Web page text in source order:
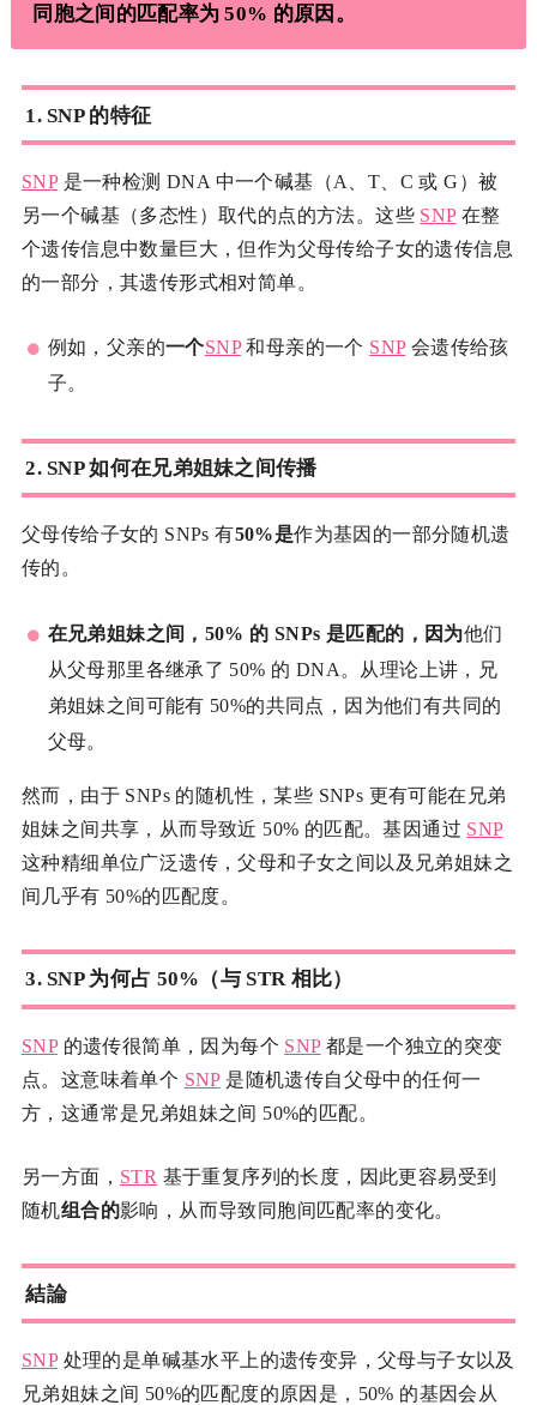
同胞之间的匹配率为 50% 的原因。
1. SNP 的特征
SNP是一种检测 DNA 中一个碱基（A、T、C 或 G）被
另一个碱基（多态性）取代的点的方法。这些 SNP在整
个遗传信息中数量巨大，但作为父母传给子女的遗传信息
的一部分，其遗传形式相对简单。
例如，父亲的一个SNP和母亲的一个 SNP会遗传给孩
子。
2. SNP 如何在兄弟姐妹之间传播
父母传给子女的 SNPs 有50%是作为基因的一部分随机遗
传的。
在兄弟姐妹之间，50% 的 SNPs 是匹配的，因为他们
从父母那里各继承了 50% 的 DNA。从理论上讲，兄
弟姐妹之间可能有 50%的共同点，因为他们有共同的
父母。
然而，由于 SNPs 的随机性，某些 SNPs 更有可能在兄弟
姐妹之间共享，从而导致近 50% 的匹配。基因通过 SNP
这种精细单位广泛遗传，父母和子女之间以及兄弟姐妹之
间几乎有 50%的匹配度。
3. SNP 为何占 50%（与 STR 相比）
SNP的遗传很简单，因为每个 SNP都是一个独立的突变
点。这意味着单个 SNP是随机遗传自父母中的任何一
方，这通常是兄弟姐妹之间 50%的匹配。
另一方面， STR 基于重复序列的长度，因此更容易受到
随机组合的影响，从而导致同胞间匹配率的变化。
結論
SNP处理的是单碱基水平上的遗传变异，父母与子女以及
兄弟姐妹之间 50%的匹配度的原因是，50% 的基因会从